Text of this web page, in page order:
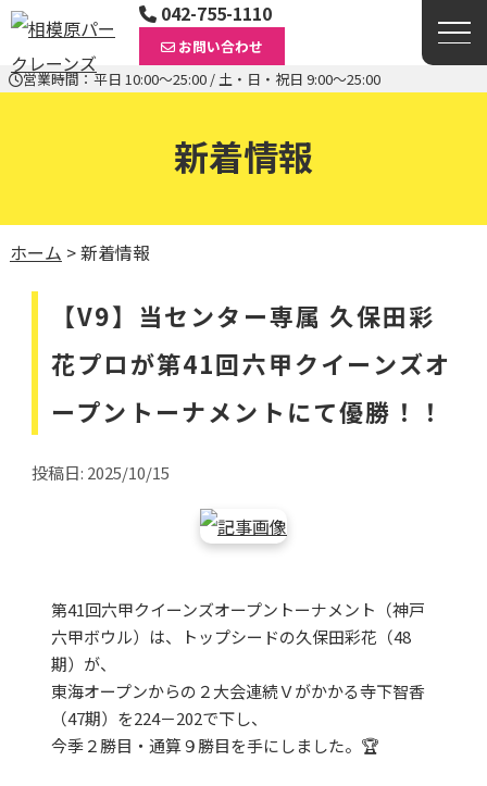
営業時間：平日 10:00〜25:00 / 土・日・祝日 9:00〜25:00
042-755-1110
お問い合わせ
新着情報
ホーム >新着情報
【V9】当センター専属 久保田彩
花プロが第41回六甲クイーンズオ
ープントーナメントにて優勝！！
投稿日: 2025/10/15
第41回六甲クイーンズオープントーナメント（神戸
六甲ボウル）は、トップシードの久保田彩花（48
期）が、
東海オープンからの２大会連続Ｖがかかる寺下智香
（47期）を224－202で下し、
今季２勝目・通算９勝目を手にしました。🏆